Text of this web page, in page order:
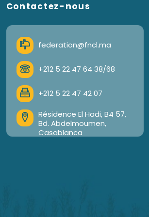
Contactez-nous
federation@fncl.ma
+212 5 22 47 64 38/68
+212 5 22 47 42 07
Résidence El Hadi, B4 57,
Bd. Abdelmoumen,
Casablanca